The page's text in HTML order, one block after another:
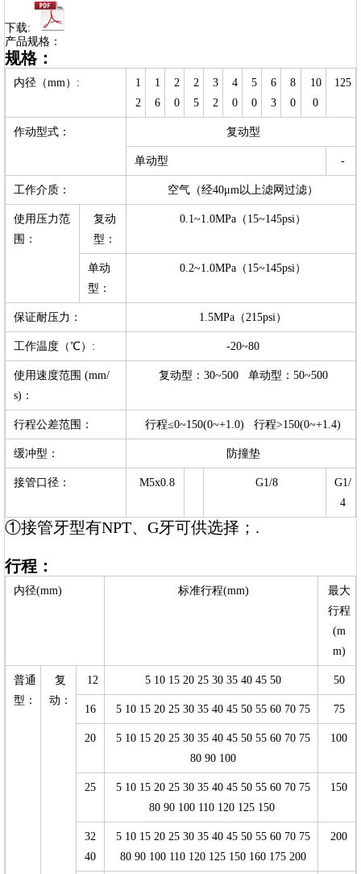
下载:
产品规格：
规格：
内径（mm）:
1
2
1
6
2
0
2
5
3
2
4
0
5
0
6
3
8
0
10
0
125
作动型式： 复动型
单动型 -
工作介质： 空气（经40μm以上滤网过滤）
使用压力范
围：
复动
型：
0.1~1.0MPa（15~145psi）
单动
型：
0.2~1.0MPa（15~145psi）
保证耐压力： 1.5MPa（215psi）
工作温度（℃）: -20~80
使用速度范围 (mm/
s)：
复动型：30~500 单动型：50~500
行程公差范围： 行程≤0~150(0~+1.0) 行程>150(0~+1.4)
缓冲型： 防撞垫
接管口径： M5x0.8 G1/8
G1/
4
①接管牙型有NPT、G牙可供选择；.
行程：
内径(mm) 标准行程(mm)
最大
行程
(m
m)
普通
型：
复
动：
12 5 10 15 20 25 30 35 40 45 50 50
16 5 10 15 20 25 30 35 40 45 50 55 60 70 75 75
20
5 10 15 20 25 30 35 40 45 50 55 60 70 75
80 90 100
100
25
5 10 15 20 25 30 35 40 45 50 55 60 70 75
80 90 100 110 120 125 150
150
32
40
5 10 15 20 25 30 35 40 45 50 55 60 70 75
80 90 100 110 120 125 150 160 175 200
200